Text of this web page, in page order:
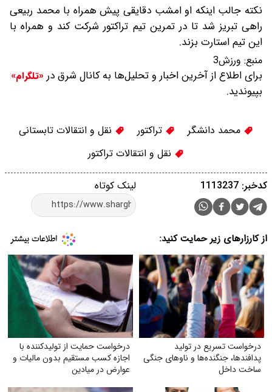
نکته جالب اینکه او امشب دقایقی پیش همراه با محمد ربیعی
راهی تبریز شد تا در تمرین تیم تراکتور شرکت کند و همراه با
این تیم استارت بزند.
منبع: ورزش3
برای اطلاع از آخرین اخبار و تحلیل‌ها به کانال شرق در «تلگرام»
بپیوندید.
محمد دانشگر تراکتور
نقل و انتقالات تابستانی
نقل و انتقالات تراکتور
لینک کوتاه کدخبر: 1113237
از کارزارهای زیر حمایت کنید:
درخواست تسریع در تولید
پدافندها، جنگنده‌ها و ناوهای جنگی
ساخت داخل
درخواست حمایت از تولیدکننده با
اجازه کسب مستقیم بدون مالیات و
عوارض در میادین